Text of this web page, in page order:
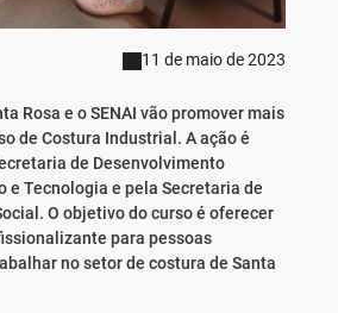
11 de maio de 2023
Rosa e o SENAI vão promover mais
de Costura Industrial. A ação é
de Desenvolvimento
e Tecnologia e pela Secretaria de
O objetivo do curso é oferecer
para pessoas
no setor de costura de Santa